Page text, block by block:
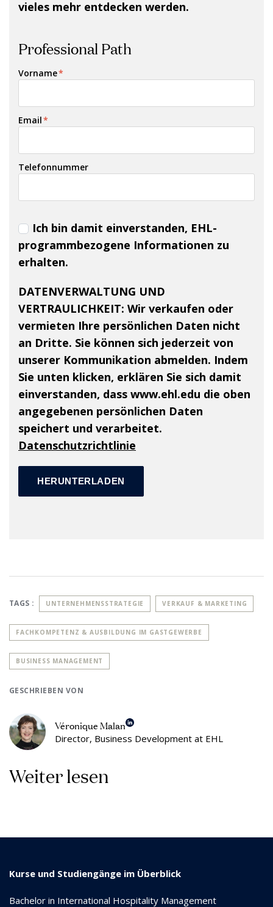
vieles mehr entdecken werden.
Professional Path
Vorname*
Email*
Telefonnummer
Ich bin damit einverstanden, EHL-
programmbezogene Informationen zu
erhalten.
DATENVERWALTUNG UND
VERTRAULICHKEIT: Wir verkaufen oder
vermieten Ihre persönlichen Daten nicht
an Dritte. Sie können sich jederzeit von
unserer Kommunikation abmelden. Indem
Sie unten klicken, erklären Sie sich damit
einverstanden, dass www.ehl.edu die oben
angegebenen persönlichen Daten
speichert und verarbeitet.
Datenschutzrichtlinie
TAGS : UNTERNEHMENSSTRATEGIE VERKAUF & MARKETING
FACHKOMPETENZ & AUSBILDUNG IM GASTGEWERBE
BUSINESS MANAGEMENT
GESCHRIEBEN VON
Véronique Malan
Director, Business Development at EHL
Weiter lesen
Kurse und Studiengänge im Überblick
Bachelor in International Hospitality Management